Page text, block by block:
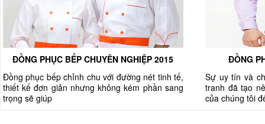
ĐỒNG PHỤC BẾP CHUYÊN NGHIỆP 2015
Đồng phục bếp chỉnh chu với đường nét tinh tế,
thiết kế đơn giản nhưng không kém phần sang
trọng sẽ giúp
ĐỒNG
Sự uy tín và
tranh đã tạo
của chúng tôi